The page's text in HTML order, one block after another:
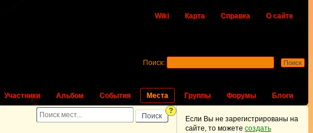
Wiki Карта Справка О сайте
Участники Альбом События Места Группы Форумы Блоги
Поиск:
?
Если Вы не зарегистрированы на
сайте, то можете создать